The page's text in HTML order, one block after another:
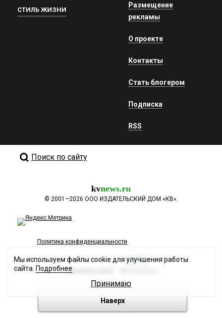
СТИЛЬ ЖИЗНИ
Размещение
рекламы
О проекте
Контакты
Стать блогером
Подписка
RSS
Поиск по сайту
kvnews.ru
© 2001—2026 ООО ИЗДАТЕЛЬСКИЙ ДОМ «КВ».
Политика конфиденциальности
Разработка сайта
Наверх
Мы используем файлы cookie для улучшения работы
сайта. Подробнее
Принимаю